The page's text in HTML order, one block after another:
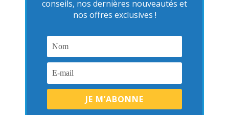
conseils, nos dernières nouveautés et
nos offres exclusives !